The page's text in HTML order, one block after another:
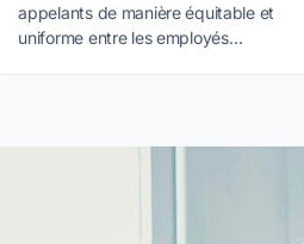
appelants de manière équitable et
uniforme entre les employés